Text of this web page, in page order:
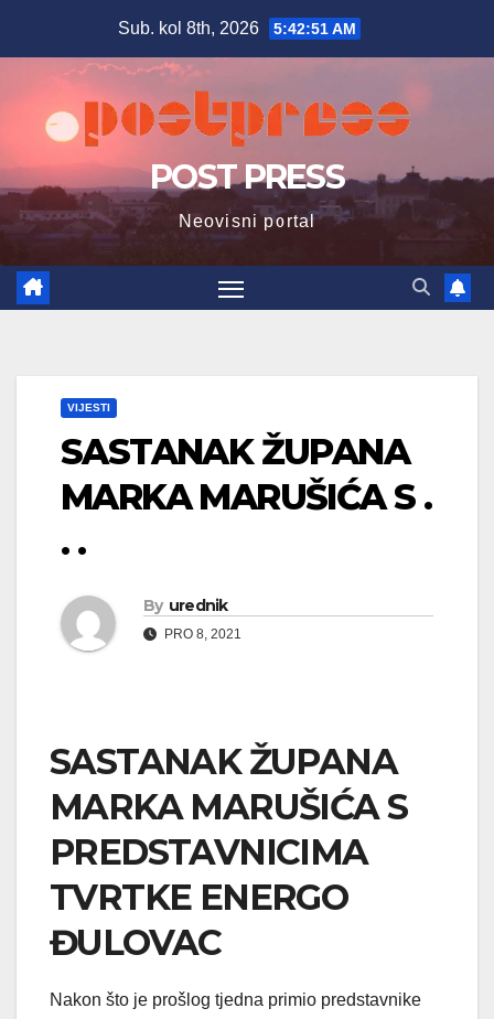
Sub. kol 8th, 2026 5:42:52 AM
POST PRESS
Neovisni portal
VIJESTI
SASTANAK ŽUPANA
MARKA MARUŠIĆA S .
. .
By urednik
PRO 8, 2021
SASTANAK ŽUPANA
MARKA MARUŠIĆA S
PREDSTAVNICIMA
TVRTKE ENERGO
ĐULOVAC
Nakon što je prošlog tjedna primio predstavnike